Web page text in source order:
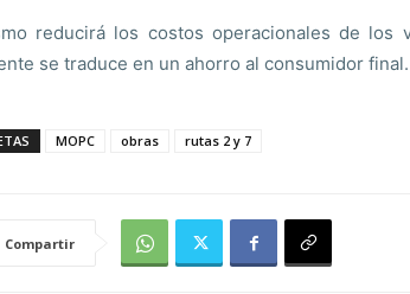
reducirá los costos operacionales de
se traduce en un ahorro al consumidor final.
MOPC obras rutas 2 y 7
Compartir